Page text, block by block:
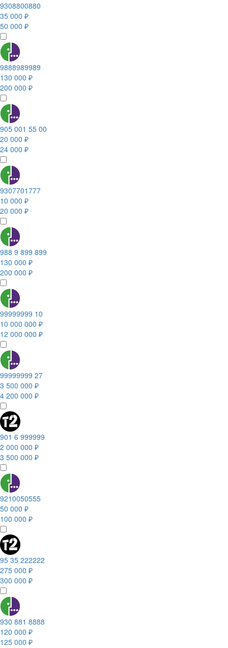
9308800880
35 000 ₽
50 000 ₽
9888989989
130 000 ₽
200 000 ₽
905 001 55 00
20 000 ₽
24 000 ₽
9307701777
10 000 ₽
20 000 ₽
988 9 899 899
130 000 ₽
200 000 ₽
99999999 10
10 000 000 ₽
12 000 000 ₽
99999999 27
3 500 000 ₽
4 200 000 ₽
901 6 999999
2 000 000 ₽
3 500 000 ₽
9210050555
50 000 ₽
100 000 ₽
95 35 222222
275 000 ₽
300 000 ₽
930 881 8888
120 000 ₽
125 000 ₽